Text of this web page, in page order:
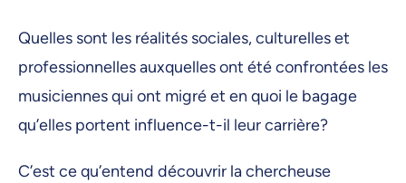
Quelles sont les réalités sociales, culturelles et
professionnelles auxquelles ont été confrontées les
musiciennes qui ont migré et en quoi le bagage
qu’elles portent influence-t-il leur carrière?
C’est ce qu’entend découvrir la chercheuse